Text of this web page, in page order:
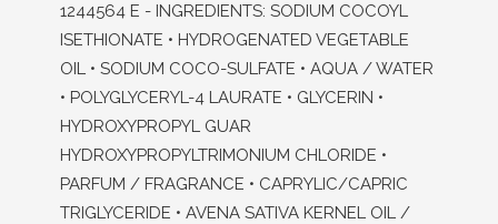
1244564 E - INGREDIENTS: SODIUM COCOYL
ISETHIONATE • HYDROGENATED VEGETABLE
OIL • SODIUM COCO-SULFATE • AQUA / WATER
• POLYGLYCERYL-4 LAURATE • GLYCERIN •
HYDROXYPROPYL GUAR
HYDROXYPROPYLTRIMONIUM CHLORIDE •
PARFUM / FRAGRANCE • CAPRYLIC/CAPRIC
TRIGLYCERIDE • AVENA SATIVA KERNEL OIL /